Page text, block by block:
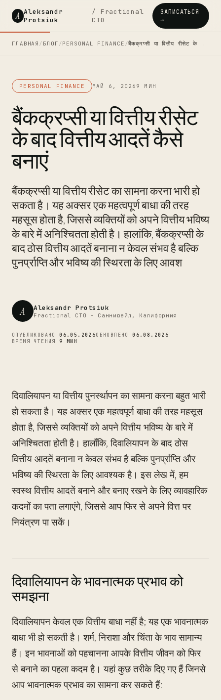
A Aleksandr
Protsiuk
/ Fractional
CTO
ЗАПИСАТЬСЯ
→
ГЛАВНАЯ / БЛОГ /PERSONAL FINANCE /बैंकक्रप्सी या वित्तीय रीसेट के …
PERSONAL FINANCE МАЙ 6, 2026 9 МИН
बैंकक्रप्सी या वित्तीय रीसेट
के बाद वित्तीय आदतें कैसे
बनाएं
बैंकक्रप्सी या वित्तीय रीसेट का सामना करना भारी हो
सकता है। यह अक्सर एक महत्वपूर्ण बाधा की तरह
महसूस होता है, जिससे व्यक्तियों को अपने वित्तीय भविष्य
के बारे में अनिश्चितता होती है। हालांकि, बैंकक्रप्सी के
बाद ठोस वित्तीय आदतें बनाना न केवल संभव है बल्कि
पुनर्प्राप्ति और भविष्य की स्थिरता के लिए आवश
A Aleksandr Protsiuk
Fractional CTO - Саннивейл, Калифорния
ОПУБЛИКОВАНО06.05.2026ОБНОВЛЕНО06.08.2026
ВРЕМЯ ЧТЕНИЯ 9 МИН
दिवालियापन या वित्तीय पुनर्स्थापन का सामना करना बहुत भारी
हो सकता है। यह अक्सर एक महत्वपूर्ण बाधा की तरह महसूस
होता है, जिससे व्यक्तियों को अपने वित्तीय भविष्य के बारे में
अनिश्चितता होती है। हालाँकि, दिवालियापन के बाद ठोस
वित्तीय आदतें बनाना न केवल संभव है बल्कि पुनर्प्राप्ति और
भविष्य की स्थिरता के लिए आवश्यक है। इस लेख में, हम
स्वस्थ वित्तीय आदतें बनाने और बनाए रखने के लिए व्यावहारिक
कदमों का पता लगाएंगे, जिससे आप फिर से अपने वित्त पर
नियंत्रण पा सकें।
दिवालियापन के भावनात्मक प्रभाव को
समझना
दिवालियापन केवल एक वित्तीय बाधा नहीं है; यह एक भावनात्मक
बाधा भी हो सकती है। शर्म, निराशा और चिंता के भाव सामान्य
हैं। इन भावनाओं को पहचानना आपके वित्तीय जीवन को फिर
से बनाने का पहला कदम है। यहां कुछ तरीके दिए गए हैं जिनसे
आप भावनात्मक प्रभाव का सामना कर सकते हैं: